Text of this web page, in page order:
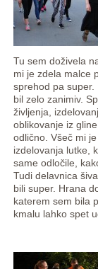
Tu sem doživela
mi je zdela malce
sprehod pa super.
bil zelo zanimiv.
življenja,
oblikovanje iz
odlično. Všeč mi
izdelovanja lutke,
same odločile,
Tudi delavnica
bili super. Hrana
katerem sem bila
kmalu lahko spet